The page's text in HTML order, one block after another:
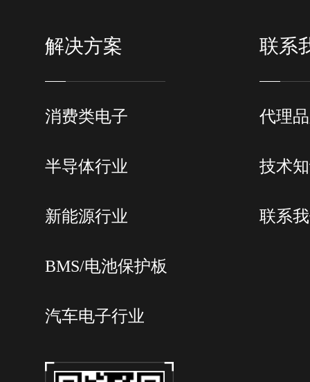
解决方案
消费类电子
半导体行业
新能源行业
BMS/电池保护板
汽车电子行业
联系
代理
技术
联系